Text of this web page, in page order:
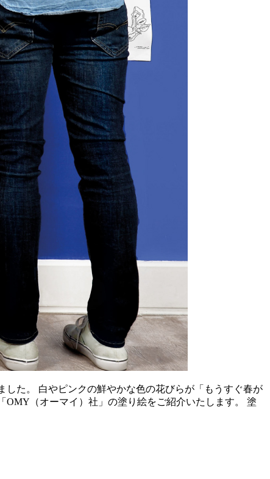
た。 白やピンクの鮮やかな色の花びらが「もうすぐ春が
（オーマイ）社」の塗り絵をご紹介いたします。 塗